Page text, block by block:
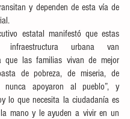
y dependen de esta vía de
estatal manifestó que estas
infraestructura urbana van
que las familias vivan de mejor
de pobreza, de miseria, de
nunca apoyaron al pueblo”, y
lo que necesita la ciudadanía es
mano y le ayuden a vivir en un